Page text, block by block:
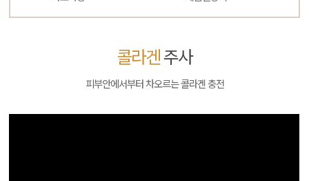
콜라겐주사
피부안에서부터 차오르는 콜라겐 충전